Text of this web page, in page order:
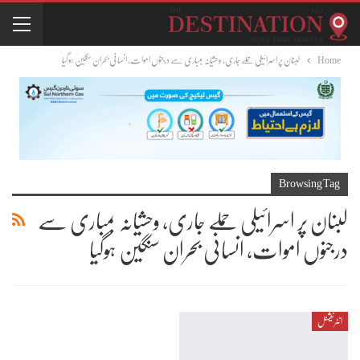
Home لبنان پر اسرائیلی حملے جاری، وحشیانہ بمباری سے درجنوں اموات، انسانی بحران سنگین ہوگیا
Browsing Tag
لبنان پر اسرائیلی حملے جاری، وحشیانہ بمباری سے
درجنوں اموات، انسانی بحران سنگین ہوگیا
انٹرنیشنل